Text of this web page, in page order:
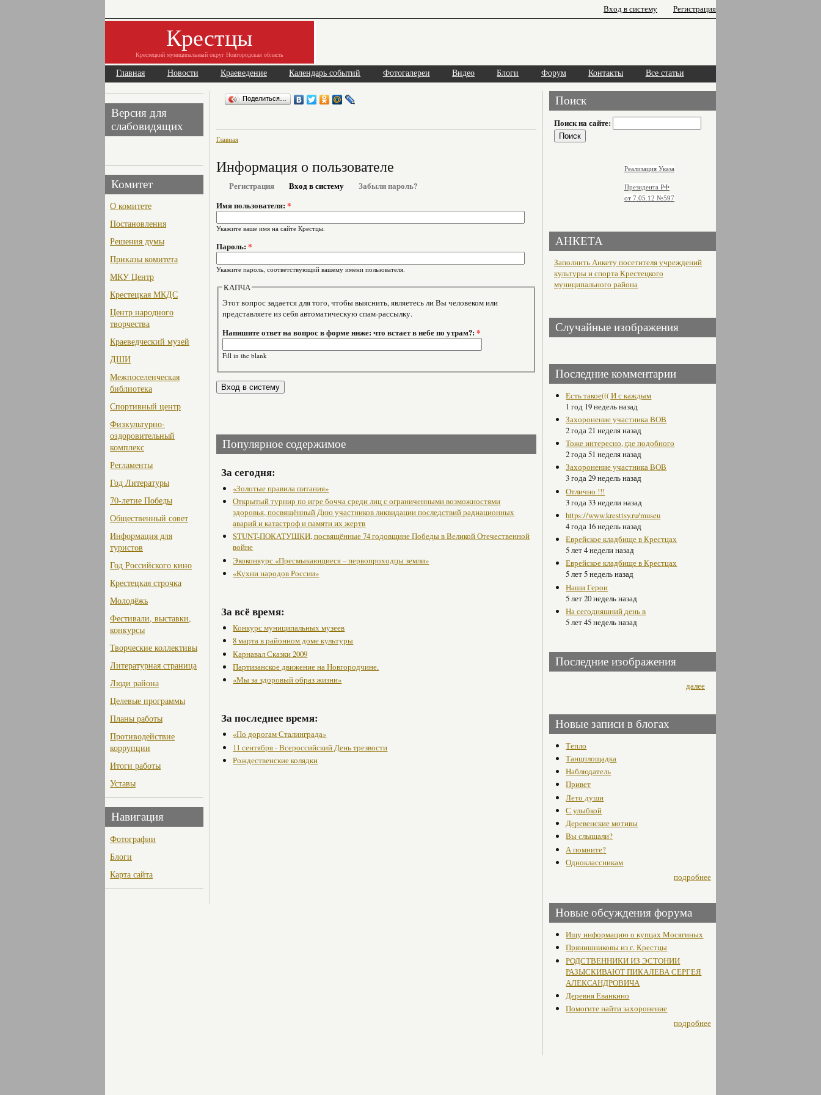
Вход в систему Регистрация
Крестцы
Крестецкий муниципальный округ Новгородская область
Главная Новости Краеведение Календарь событий Фотогалереи Видео Блоги Форум Контакты Все статьи
Версия для
слабовидящих
Комитет
О комитете
Постановления
Решения думы
Приказы комитета
МКУ Центр
Крестецкая МКДС
Центр народного
творчества
Краеведческий музей
ДШИ
Межпоселенческая
библиотека
Спортивный центр
Физкультурно-
оздоровительный
комплекс
Регламенты
Год Литературы
70-летие Победы
Общественный совет
Информация для
туристов
Год Российского кино
Крестецкая строчка
Молодёжь
Фестивали, выставки,
конкурсы
Творческие коллективы
Литературная страница
Люди района
Целевые программы
Планы работы
Противодействие
коррупции
Итоги работы
Уставы
Навигация
Фотографии
Блоги
Карта сайта
Поделиться…
Главная
Информация о пользователе
Регистрация Вход в систему
Забыли пароль?
Имя пользователя: *
Укажите ваше имя на сайте Крестцы.
Пароль: *
Укажите пароль, соответствующий вашему имени пользователя.
КАПЧА
Этот вопрос задается для того, чтобы выяснить, являетесь ли Вы человеком или
представляете из себя автоматическую спам-рассылку.
Напишите ответ на вопрос в форме ниже: что встает в небе по утрам?:*
Fill in the blank
Популярное содержимое
За сегодня:
«Золотые правила питания»
Открытый турнир по игре бочча среди лиц с ограниченными возможностями
здоровья, посвящённый Дню участников ликвидации последствий радиационных
аварий и катастроф и памяти их жертв
STUNT-ПОКАТУШКИ, посвящённые 74 годовщине Победы в Великой Отечественной
войне
Экоконкурс «Пресмыкающиеся – первопроходцы земли»
«Кухни народов России»
За всё время:
Конкурс муниципальных музеев
8 марта в районном доме культуры
Карнавал Сказки 2009
Партизанское движение на Новгородчине.
«Мы за здоровый образ жизни»
За последнее время:
«По дорогам Сталинграда»
11 сентября - Всероссийский День трезвости
Рождественские колядки
Поиск
Поиск на сайте:
Реализация Указа
Президента РФ
от 7.05.12 №597
АНКЕТА
Заполнить Анкету посетителя учреждений
культуры и спорта Крестецкого
муниципального района
Случайные изображения
Последние комментарии
Есть такое((( И с каждым
1 год 19 недель назад
Захоронение участника ВОВ
2 года 21 неделя назад
Тоже интересно, где подобного
2 года 51 неделя назад
Захоронение участника ВОВ
3 года 29 недель назад
Отлично !!!
3 года 33 недели назад
https://www.kresttsy.ru/museu
4 года 16 недель назад
Еврейское кладбище в Крестцах
5 лет 4 недели назад
Еврейское кладбище в Крестцах
5 лет 5 недель назад
Наши Герои
5 лет 20 недель назад
На сегодняшний день в
5 лет 45 недель назад
Последние изображения
далее
Новые записи в блогах
Тепло
Танцплощадка
Наблюдатель
Привет
Лето души
С улыбкой
Деревенские мотивы
Вы слышали?
А помните?
Одноклассникам
подробнее
Новые обсуждения форума
Ищу информацию о купцах Мосягиных
Прянишниковы из г. Крестцы
РОДСТВЕННИКИ ИЗ ЭСТОНИИ
РАЗЫСКИВАЮТ ПИКАЛЕВА СЕРГЕЯ
АЛЕКСАНДРОВИЧА
Деревня Еванкино
Помогите найти захоронение
подробнее